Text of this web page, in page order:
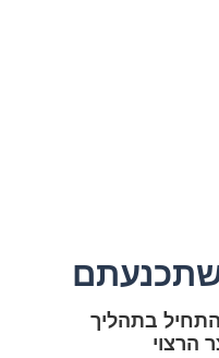
בתהליך
הרצוי